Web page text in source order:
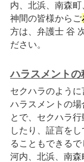
内、北浜、南森
神間の皆様からご
方は、弁護士 谷
ださい。
ハラスメント
セクハラのよう
ハラスメントの
とで、セクハラ
したり、証言を
ることもできる
河内、北浜、南